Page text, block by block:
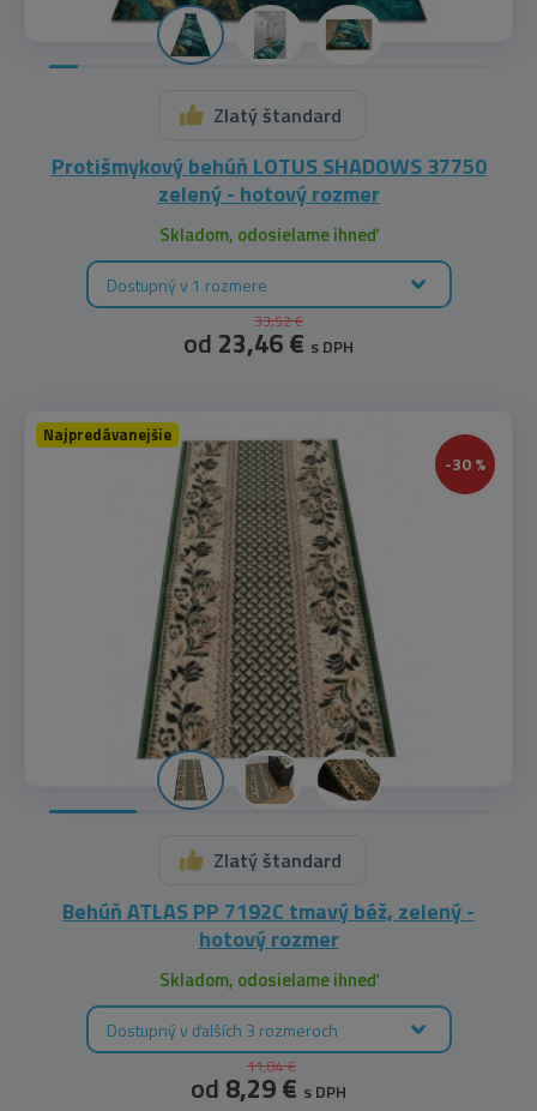
Zlatý štandard
Protišmykový behúň LOTUS SHADOWS 37750
zelený - hotový rozmer
Skladom, odosielame ihneď
Dostupný v 1 rozmere
33,52 €
od 23,46 € s DPH
-30 %
Najpredávanejšie
Zlatý štandard
Behúň ATLAS PP 7192C tmavý béž, zelený -
hotový rozmer
Skladom, odosielame ihneď
Dostupný v ďalších 3 rozmeroch
11,84 €
od 8,29 € s DPH